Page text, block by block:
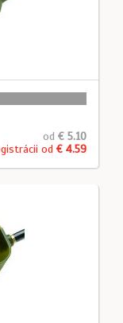
od € 5.10
od € 4.59